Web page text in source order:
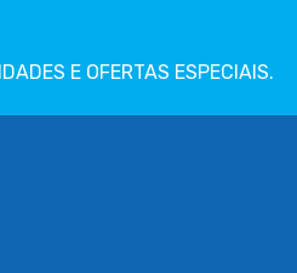
E OFERTAS ESPECIAIS.